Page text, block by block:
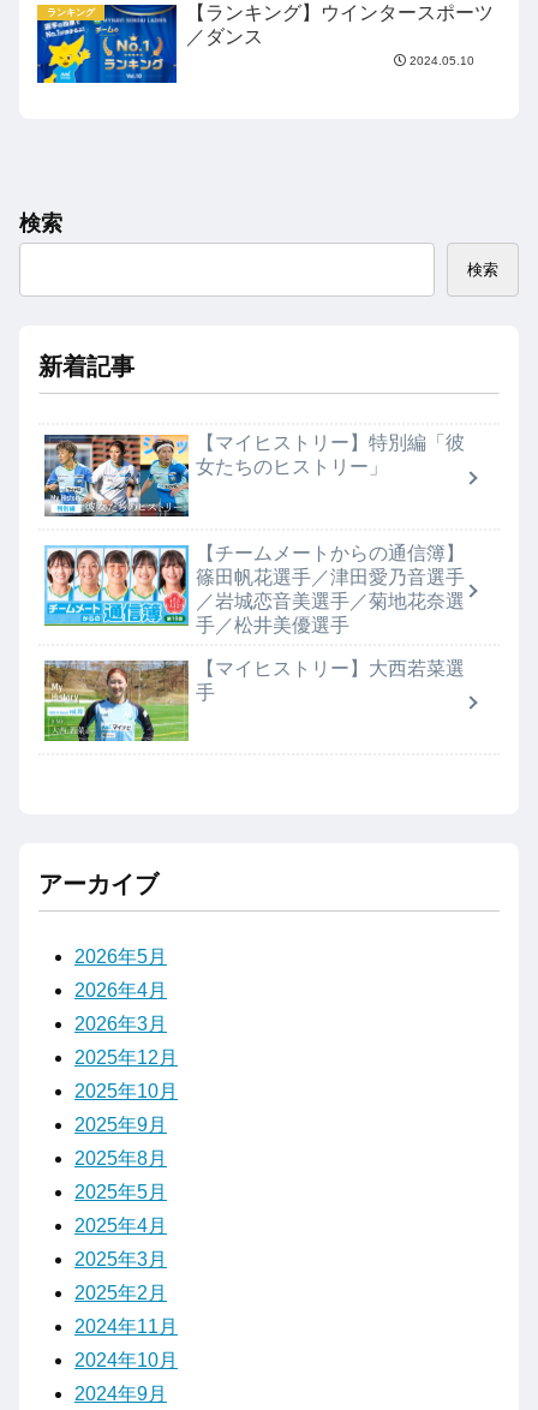
ランキング
【ランキング】ウインタースポーツ
／ダンス
2024.05.10
検索
検索
新着記事
【マイヒストリー】特別編「彼
女たちのヒストリー」
【チームメートからの通信簿】
篠田帆花選手／津田愛乃音選手
／岩城恋音美選手／菊地花奈選
手／松井美優選手
【マイヒストリー】大西若菜選
手
アーカイブ
2026年5月
2026年4月
2026年3月
2025年12月
2025年10月
2025年9月
2025年8月
2025年5月
2025年4月
2025年3月
2025年2月
2024年11月
2024年10月
2024年9月